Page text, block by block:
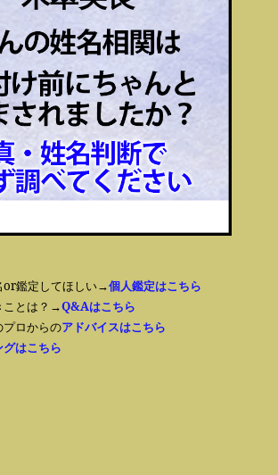
or鑑定してほしい→個人鑑定はこちら
ことは？→Q&Aはこちら
プロからのアドバイスはこちら
はこちら